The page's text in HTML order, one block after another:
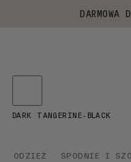
DARMOWA
ODZIEŻ SPODNIE I
DARK TANGERINE-BLACK